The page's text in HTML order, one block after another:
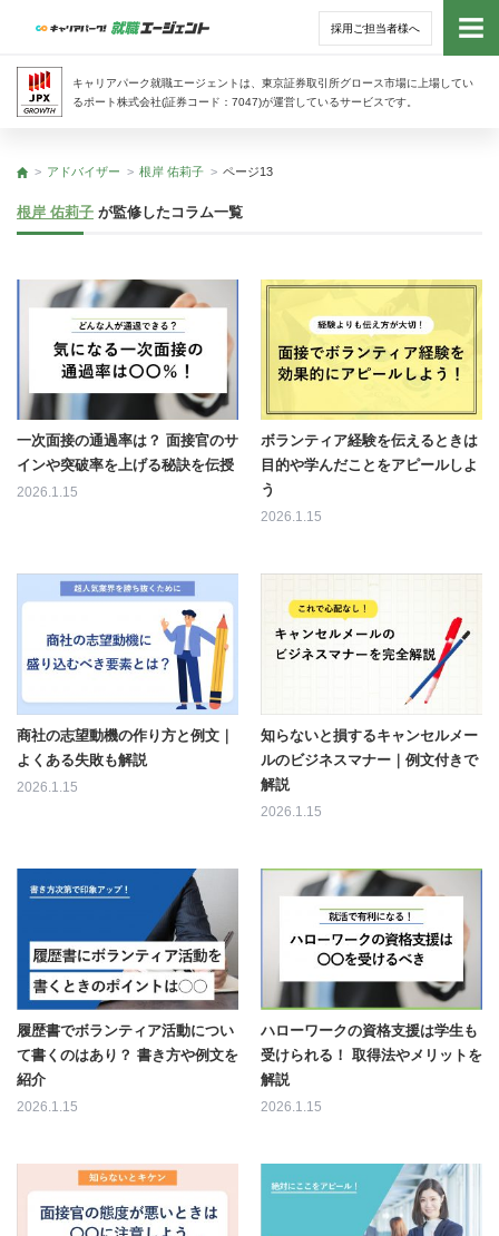
採用ご担当者様へ
キャリアパーク就職エージェントは、東京証券取引所グロース市場に上場してい
るポート株式会社(証券コード：7047)が運営しているサービスです。
トッ
トップ
アドバイザー 根岸 佑莉子 ページ13
根岸 佑莉子 が監修したコラム一覧
一次面接の通過率は？ 面接官のサ
インや突破率を上げる秘訣を伝授
2026.1.15
ボランティア経験を伝えるときは
目的や学んだことをアピールしよ
う
2026.1.15
商社の志望動機の作り方と例文｜
よくある失敗も解説
2026.1.15
知らないと損するキャンセルメー
ルのビジネスマナー｜例文付きで
解説
2026.1.15
履歴書でボランティア活動につい
て書くのはあり？ 書き方や例文を
紹介
2026.1.15
ハローワークの資格支援は学生も
受けられる！ 取得法やメリットを
解説
2026.1.15